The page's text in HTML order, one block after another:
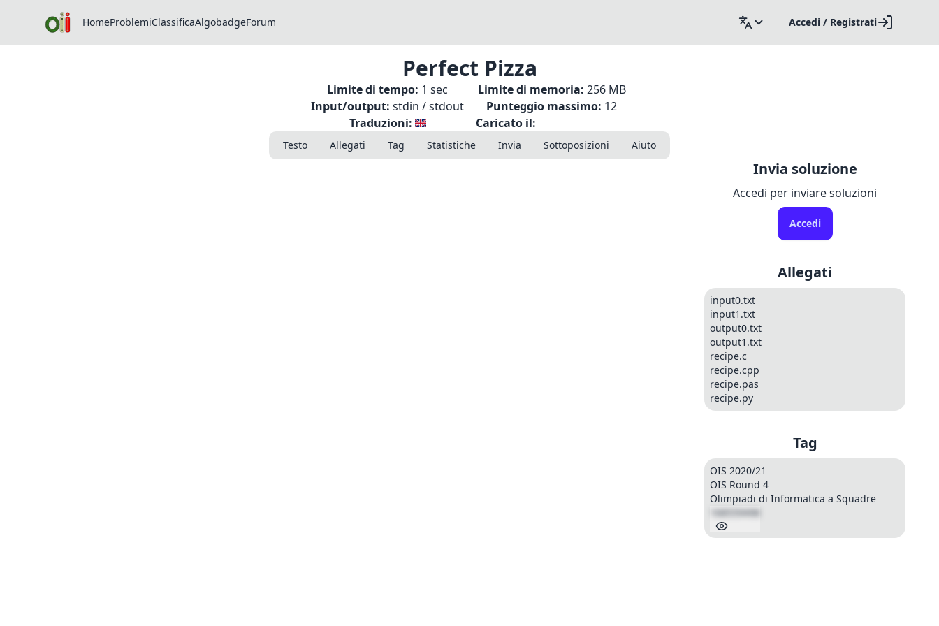
HomeProblemiClassificaAlgobadgeForum Accedi / Registrati
Perfect Pizza
Limite di tempo: 1 sec Limite di memoria: 256 MB
Input/output: stdin / stdout Punteggio massimo: 12
Traduzioni:
Caricato il:
Testo Allegati Tag Statistiche Invia Sottoposizioni Aiuto
Invia soluzione
Accedi per inviare soluzioni
Accedi
Allegati
input0.txt
input1.txt
output0.txt
output1.txt
recipe.c
recipe.cpp
recipe.pas
recipe.py
Tag
OIS 2020/21
OIS Round 4
Olimpiadi di Informatica a Squadre
168559498